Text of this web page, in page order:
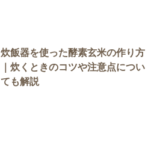
炊飯器を使った酵素玄米の作り方
｜炊くときのコツや注意点につい
ても解説